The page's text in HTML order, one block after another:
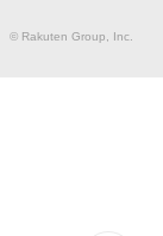
© Rakuten Group, Inc.